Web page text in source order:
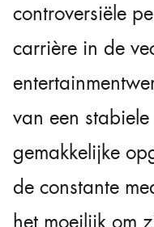
controversiële
carrière in de
van een
gemakkelijke
de constante